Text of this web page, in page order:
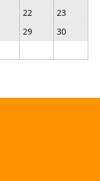
22
23
29
30